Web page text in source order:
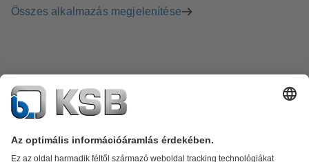
Összes alkalmazás megjelenítése